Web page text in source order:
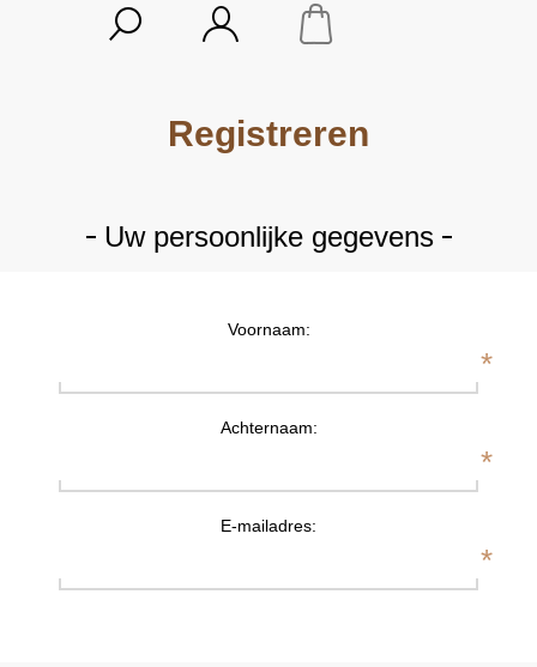
Registreren
Uw persoonlijke gegevens
Voornaam:
*
Achternaam:
*
E-mailadres:
*